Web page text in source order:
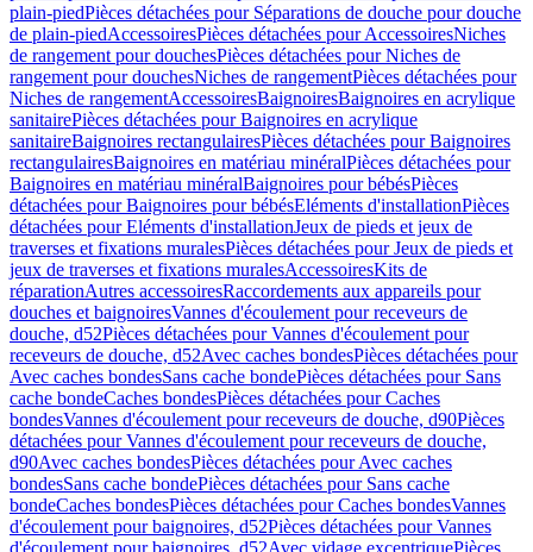
plain-piedPièces détachées pour Séparations de douche pour douche
de plain-piedAccessoiresPièces détachées pour AccessoiresNiches
de rangement pour douchesPièces détachées pour Niches de
rangement pour douchesNiches de rangementPièces détachées pour
Niches de rangementAccessoiresBaignoiresBaignoires en acrylique
sanitairePièces détachées pour Baignoires en acrylique
sanitaireBaignoires rectangulairesPièces détachées pour Baignoires
rectangulairesBaignoires en matériau minéralPièces détachées pour
Baignoires en matériau minéralBaignoires pour bébésPièces
détachées pour Baignoires pour bébésEléments d'installationPièces
détachées pour Eléments d'installationJeux de pieds et jeux de
traverses et fixations muralesPièces détachées pour Jeux de pieds et
jeux de traverses et fixations muralesAccessoiresKits de
réparationAutres accessoiresRaccordements aux appareils pour
douches et baignoiresVannes d'écoulement pour receveurs de
douche, d52Pièces détachées pour Vannes d'écoulement pour
receveurs de douche, d52Avec caches bondesPièces détachées pour
Avec caches bondesSans cache bondePièces détachées pour Sans
cache bondeCaches bondesPièces détachées pour Caches
bondesVannes d'écoulement pour receveurs de douche, d90Pièces
détachées pour Vannes d'écoulement pour receveurs de douche,
d90Avec caches bondesPièces détachées pour Avec caches
bondesSans cache bondePièces détachées pour Sans cache
bondeCaches bondesPièces détachées pour Caches bondesVannes
d'écoulement pour baignoires, d52Pièces détachées pour Vannes
d'écoulement pour baignoires, d52Avec vidage excentriquePièces